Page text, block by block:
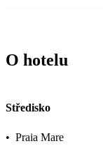
O hotelu
Středisko
• Praia Mare